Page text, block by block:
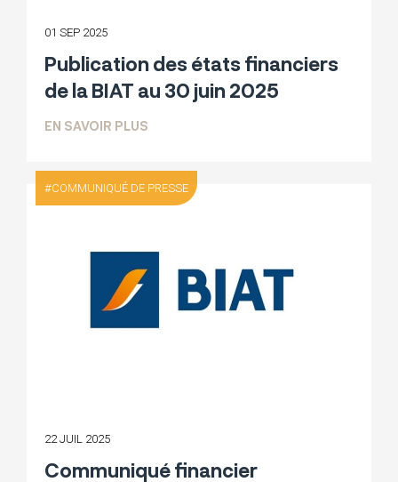
01 SEP 2025
Publication des états financiers
de la BIAT au 30 juin 2025
EN SAVOIR PLUS
COMMUNIQUÉ DE PRESSE
22 JUIL 2025
Communiqué financier